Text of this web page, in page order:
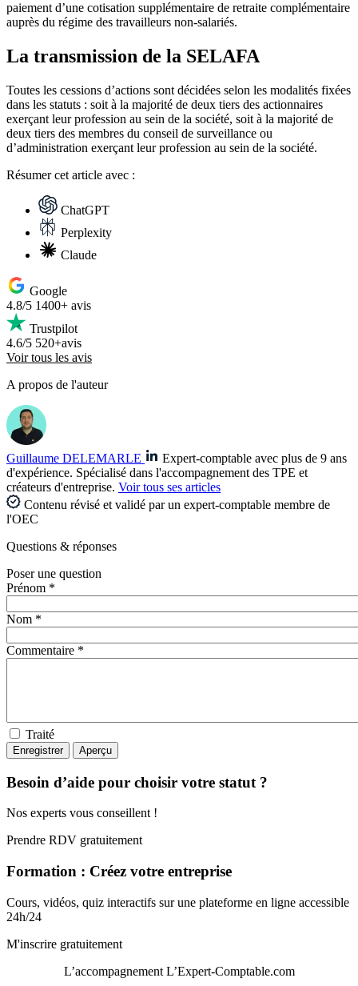
paiement d’une cotisation supplémentaire de retraite complémentaire
auprès du régime des travailleurs non-salariés.
La transmission de la SELAFA
Toutes les cessions d’actions sont décidées selon les modalités fixées
dans les statuts : soit à la majorité de deux tiers des actionnaires
exerçant leur profession au sein de la société, soit à la majorité de
deux tiers des membres du conseil de surveillance ou
d’administration exerçant leur profession au sein de la société.
Résumercet article avec :
ChatGPT
Perplexity
Claude
Google
4.8/5 1400+ avis
Trustpilot
4.6/5 520+avis
Voir tous les avis
A propos de l'auteur
Guillaume DELEMARLE
Expert-comptable avec plus de 9 ans
d'expérience. Spécialisé dans l'accompagnement des TPE et
créateurs d'entreprise. Voir tous ses articles
Contenu révisé et validé par un expert-comptable membre de
l'OEC
Questions & réponses
Poser une question
Prénom *
Nom *
Commentaire *
Traité
Besoin d’aide pour choisir votre statut ?
Nos experts vous conseillent !
Prendre RDV gratuitement
Formation : Créez votre entreprise
Cours, vidéos, quiz interactifs sur une plateforme en ligne accessible
24h/24
M'inscrire gratuitement
L’accompagnement L’Expert-Comptable.com